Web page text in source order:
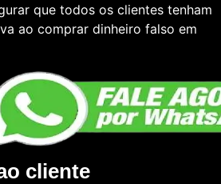
que todos os clientes tenham
ao comprar dinheiro falso em
cliente